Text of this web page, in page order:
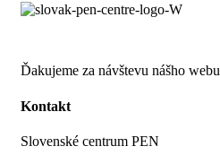
Ďakujeme za návštevu nášho webu
Kontakt
Slovenské centrum PEN